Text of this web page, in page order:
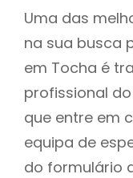
Uma das
na sua busca
em Tocha é
profissional
que entre em
equipa de
do formulário